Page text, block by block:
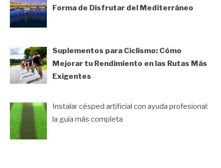
Forma de Disfrutar del Mediterráneo
Suplementos para Ciclismo: Cómo
Mejorar tu Rendimiento en las Rutas Más
Exigentes
Instalar césped artificial con ayuda profesional:
la guía más completa